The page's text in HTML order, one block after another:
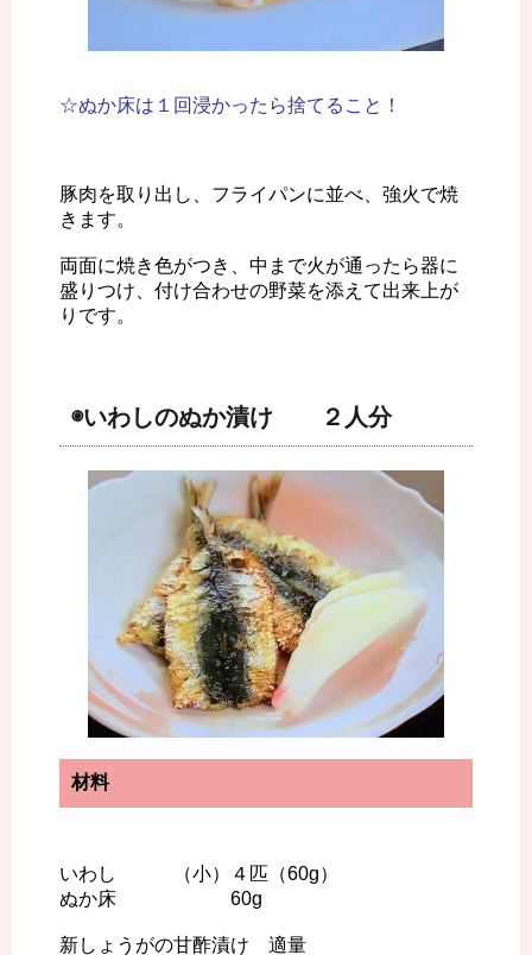
☆ぬか床は１回浸かったら捨てること！
豚肉を取り出し、フライパンに並べ、強火で焼
きます。
両面に焼き色がつき、中まで火が通ったら器に
盛りつけ、付け合わせの野菜を添えて出来上が
りです。
◉いわしのぬか漬け ２人分
材料
いわし （小）４匹（60g）
ぬか床 60g
新しょうがの甘酢漬け 適量